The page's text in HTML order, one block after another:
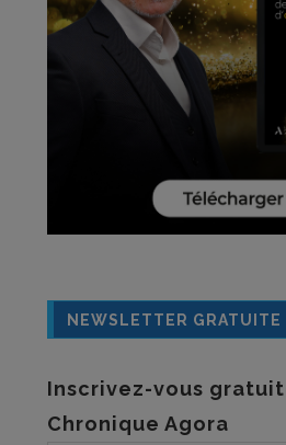
NEWSLETTER GRATUITE
Inscrivez-vous
Chronique Agora